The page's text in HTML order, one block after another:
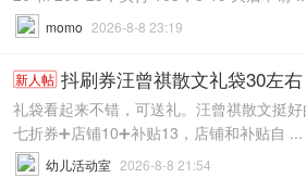
momo 2026-8-8 23:19
新人帖 抖刷券汪曾祺散文礼袋30左右
礼袋看起来不错，可送礼。汪曾祺散文挺好
七折券➕店铺10➕补贴13，店铺和补贴自 ...
幼儿活动室 2026-8-8 21:54